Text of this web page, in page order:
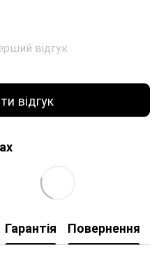
відгук
відгук
Гарантія Повернення